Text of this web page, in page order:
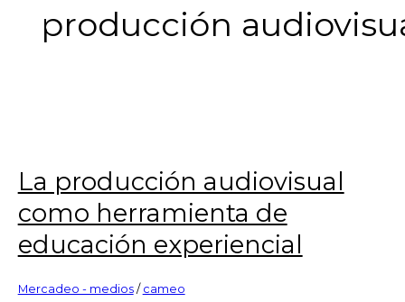
producción
La producción audiovisual
como herramienta de
educación experiencial
Mercadeo - medios/ cameo